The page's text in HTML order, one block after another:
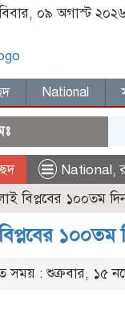
০৯ অগাস্ট
National
National,
বিপ্লবের ১০০তম
১০০তম
সময় : শুক্রবার, ১৫